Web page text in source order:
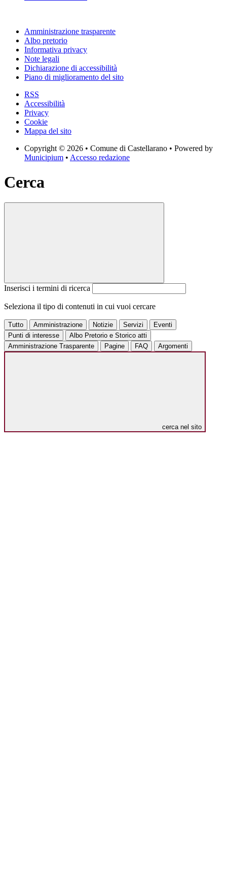
Amministrazione trasparente
Albo pretorio
Informativa privacy
Note legali
Dichiarazione di accessibilità
Piano di miglioramento del sito
RSS
Accessibilità
Privacy
Cookie
Mappa del sito
Copyright © 2026 • Comune di Castellarano • Powered by
Municipium • Accesso redazione
Cerca
Inserisci i termini di ricerca
Seleziona il tipo di contenuti in cui vuoi cercare
Tutto Amministrazione Notizie Servizi
Eventi
Punti di interesse
Albo Pretorio e Storico atti
Amministrazione Trasparente
Pagine FAQ Argomenti
cerca nel sito